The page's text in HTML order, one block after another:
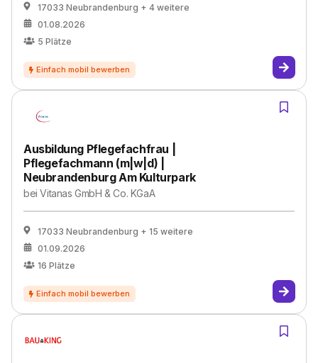
17033 Neubrandenburg + 4 weitere
01.08.2026
5 Plätze
Ausbildung Pflegefachfrau |
Pflegefachmann (m|w|d) |
Neubrandenburg Am Kulturpark
beiVitanas GmbH & Co. KGaA
17033 Neubrandenburg + 15 weitere
01.09.2026
16 Plätze